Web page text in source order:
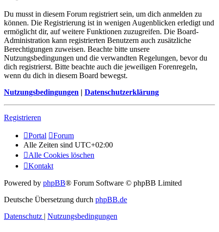
Du musst in diesem Forum registriert sein, um dich anmelden zu
können. Die Registrierung ist in wenigen Augenblicken erledigt und
ermöglicht dir, auf weitere Funktionen zuzugreifen. Die Board-
Administration kann registrierten Benutzern auch zusätzliche
Berechtigungen zuweisen. Beachte bitte unsere
Nutzungsbedingungen und die verwandten Regelungen, bevor du
dich registrierst. Bitte beachte auch die jeweiligen Forenregeln,
wenn du dich in diesem Board bewegst.
Nutzungsbedingungen | Datenschutzerklärung
Registrieren
Portal
Forum
Alle Zeiten sind UTC+02:00
Alle Cookies löschen
Kontakt
Powered by phpBB® Forum Software © phpBB Limited
Deutsche Übersetzung durch phpBB.de
Datenschutz | Nutzungsbedingungen